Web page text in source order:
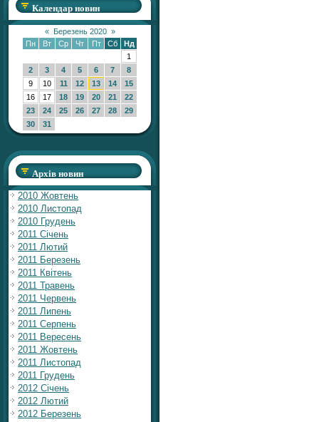
Календар новин
« Березень 2020 »
Пн
Вт Ср Чт Пт Сб
Нд
1
2
3 4 5 6 7
8
9
10 11 12 13 14
15
16
17 18 19 20 21
22
23
24 25 26 27 28
29
30
31
Архів новин
2010 Жовтень
2010 Листопад
2010 Грудень
2011 Січень
2011 Лютий
2011 Березень
2011 Квітень
2011 Травень
2011 Червень
2011 Липень
2011 Серпень
2011 Вересень
2011 Жовтень
2011 Листопад
2011 Грудень
2012 Січень
2012 Лютий
2012 Березень